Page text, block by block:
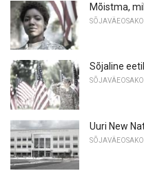
Mõistma,
Sõjaline
Uuri New